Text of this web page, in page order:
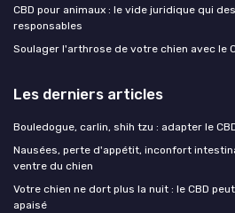
CBD pour animaux : le vide juridique qui
responsables
Soulager l'arthrose de votre chien avec le
Les derniers articles
Bouledogue, carlin, shih tzu : adapter le
Nausées, perte d'appétit, inconfort
ventre du chien
Votre chien ne dort plus la nuit : le CBD
apaisé